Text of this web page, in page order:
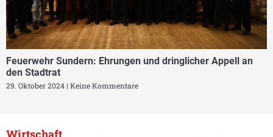
Feuerwehr Sundern: Ehrungen und dringlicher Appell an
den Stadtrat
29. Oktober 2024 Keine Kommentare
Wirtschaft